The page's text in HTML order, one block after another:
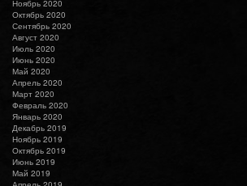
Ноябрь 2020
Октябрь 2020
Сентябрь 2020
Август 2020
Июль 2020
Июнь 2020
Май 2020
Апрель 2020
Март 2020
Февраль 2020
Январь 2020
Декабрь 2019
Ноябрь 2019
Октябрь 2019
Июнь 2019
Май 2019